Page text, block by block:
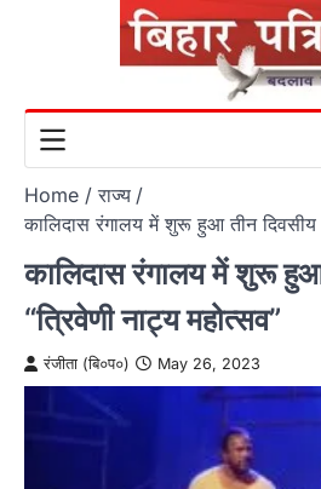
Home
राज्य
कालिदास रंगालय में शुरू हुआ तीन दिवसीय
कालिदास रंगालय में शुरू
“त्रिवेणी नाट्य महोत्सव”
रंजीता (बि०प०) May 26, 2023